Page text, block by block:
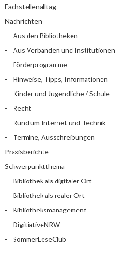
Fachstellenalltag
Nachrichten
Aus den Bibliotheken
Aus Verbänden und Institutionen
Förderprogramme
Hinweise, Tipps, Informationen
Kinder und Jugendliche / Schule
Recht
Rund um Internet und Technik
Termine, Ausschreibungen
Praxisberichte
Schwerpunktthema
Bibliothek als digitaler Ort
Bibliothek als realer Ort
Bibliotheksmanagement
DigitiativeNRW
SommerLeseClub